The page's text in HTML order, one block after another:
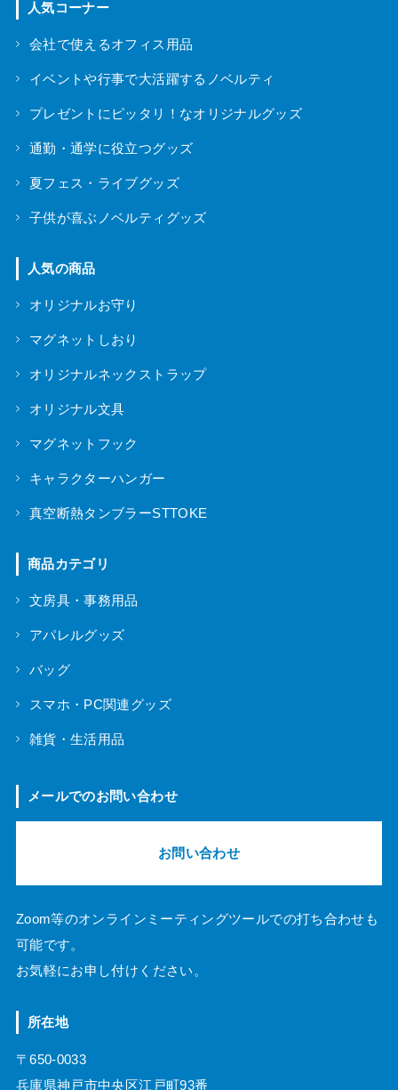
人気コーナー
会社で使えるオフィス用品
イベントや行事で大活躍するノベルティ
プレゼントにピッタリ！なオリジナルグッズ
通勤・通学に役立つグッズ
夏フェス・ライブグッズ
子供が喜ぶノベルティグッズ
人気の商品
オリジナルお守り
マグネットしおり
オリジナルネックストラップ
オリジナル文具
マグネットフック
キャラクターハンガー
真空断熱タンブラーSTTOKE
商品カテゴリ
文房具・事務用品
アパレルグッズ
バッグ
スマホ・PC関連グッズ
雑貨・生活用品
メールでのお問い合わせ
お問い合わせ
Zoom等のオンラインミーティングツールでの打ち合わせも
可能です。
お気軽にお申し付けください。
所在地
〒650-0033
兵庫県神戸市中央区江戸町93番